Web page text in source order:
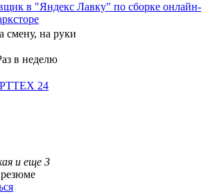
в "Яндекс Лавку" по сборке онлайн-
смену, на руки
в неделю
24
и еще 3